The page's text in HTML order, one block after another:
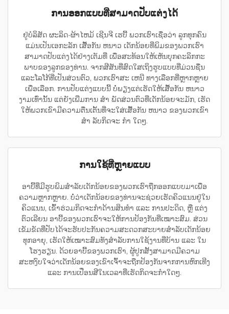
ການອອກແບບທີ່ສາມາດປັບແຕ່ງໄດ້
ຢູ່ບໍລິສັດ ຜະລິດ-ຜ້າໄຫມ້ ເຊີນຈີ ເຮບີ້ ພວກເຮົາເຊື່ອວ່າ ລູກທຸກຄົນ
ແມ່ນເປັນເອກະລັກ ເສື້ອກັນ ຫນາວ ເດັກນ້ອຍທີ່ພິມຂອງພວກເຮົາ
ສາມາດປັບແຕ່ງໄດ້ຢ່າງເຕັມທີ່ ເພື່ອສະທ້ອນໃຫ້ເຫັນບຸກຄະລິກກະ
ພາບຂອງລູກຂອງທ່ານ. ຈາກສີສັນທີ່ສົດໃສເຖິງຮູບແບບທີ່ມ່ວນຊື່ນ
ແລະໂລໂກ້ທີ່ເປັນສ່ວນຕົວ, ພວກເຮົາສະ ເຫນີ ທາງເລືອກທີ່ຫຼາກຫຼາຍ
ເພື່ອເລືອກ. ການປັບແຕ່ງແບບນີ້ ບໍ່ພຽງແຕ່ເຮັດໃຫ້ເສື້ອກັນ ຫນາວ
ງາມເທົ່ານັ້ນ ແຕ່ຍັງເພີ່ມການ ສໍາ ພັດສ່ວນຕົວທີ່ເດັກນ້ອຍຈະມັກ, ເຮັດ
ໃຫ້ພວກເຂົາມີຄວາມຕື່ນເຕັ້ນທີ່ຈະໃສ່ເສື້ອກັນ ຫນາວ ຂອງພວກເຂົາ
ສໍາ ລັບກິດຈະ ກໍາ ໃດໆ.
ການໃຊ້ທີ່ຫຼາຍແບບ
ອາບີ້ທີ່ມີຮູບພິມສຳລັບເດັກນ້ອຍຂອງພວກເຮົາຖືກອອກແບບມາເພື່ອ
ຄວາມຫຼາກຫຼາຍ. ບໍ່ວ່າເດັກນ້ອຍຂອງທ່ານຈະຊ່ວຍເຮັດຄິວແນນຢູ່ໃນ
ຄິວແນນ, ເຂົ້າຮ່ວມກິດຈະກຳດ້ານສິນທຳ ແລະ ການປະດິດ, ຫຼື ແຕ່ງ
ຕົວເລີຍນ ອາບີ້ຂອງພວກເຮົາຈະໃຫ້ການປ້ອງກັນທີ່ເໝາະສົມ. ສ່ວນ
ເຂັມຂັດທີ່ປັບໄດ້ຈະຮັບປະກັນຄວາມສະດວກສະບາຍສຳລັບເດັກນ້ອຍ
ທຸກອາຍຸ, ເຮັດໃຫ້ເໝາະສົມທັງສຳລັບການໃຊ້ງານທີ່ບ້ານ ແລະ ໃນ
ໂຮງຮຽນ. ດ້ວຍອາບີ້ຂອງພວກເຮົາ, ຜູ້ປູກສັ້ງສາມາດມີຄວາມ
ສະຫງົບໃຈວ່າເດັກນ້ອຍຂອງເຂົາເຈົ້າຈະຖືກປ້ອງກັນຈາກການຫົກເທີງ
ແລະ ການເປື່ອນສີໃນເວລາທີ່ເຮັດກິດຈະກຳໃດໆ.